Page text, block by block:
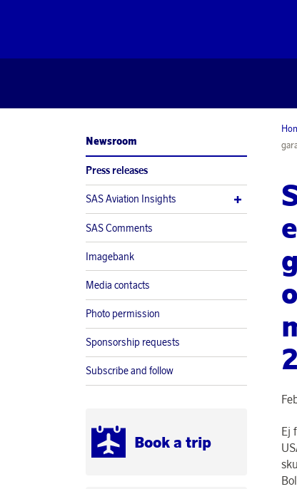
Newsroom
Press releases
SAS Aviation Insights
SAS Comments
Imagebank
Media contacts
Photo permission
Sponsorship requests
Subscribe and follow
Book a trip
Ej